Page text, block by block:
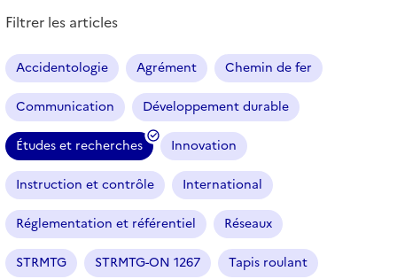
t
i
c
l
e
s
Filtrer les articles
Accidentologie Agrément Chemin de fer
Communication Développement durable
Études et recherches
(
f
i
l
t
Innovation
Instruction et contrôle International
Réglementation et référentiel Réseaux
STRMTG STRMTG-ON 1267 Tapis roulant